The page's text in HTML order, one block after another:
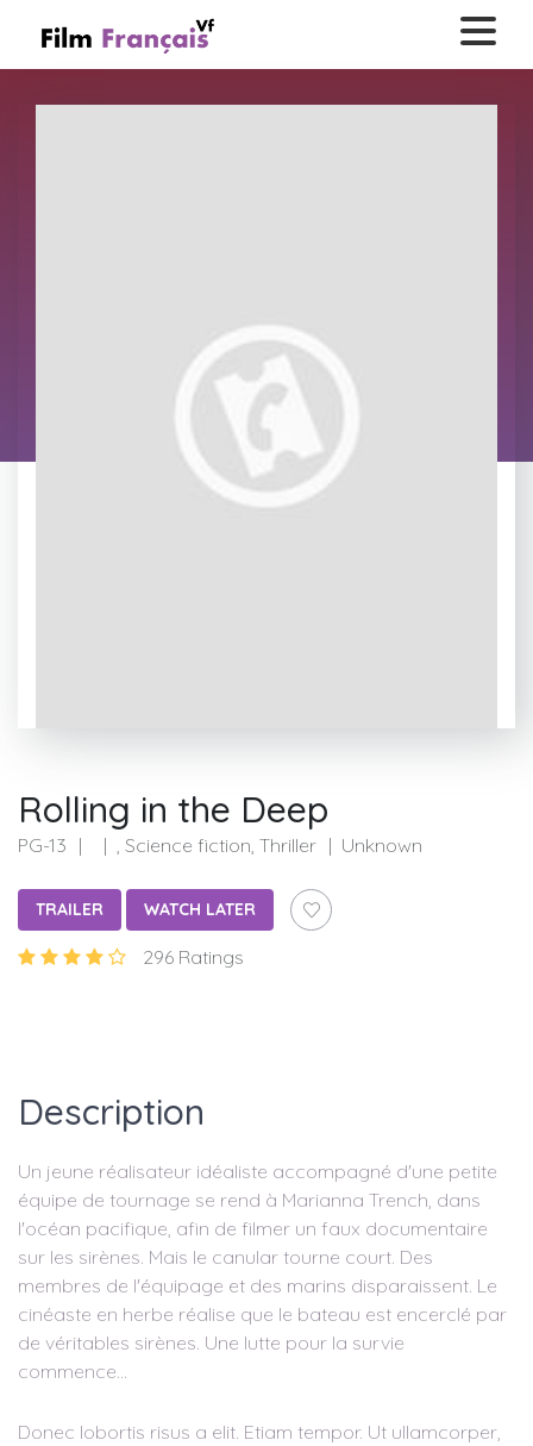
Rolling in the Deep
PG-13 , Science fiction, Thriller Unknown
TRAILER WATCH LATER
296 Ratings
Description
Un jeune réalisateur idéaliste accompagné d'une petite
équipe de tournage se rend à Marianna Trench, dans
l'océan pacifique, afin de filmer un faux documentaire
sur les sirènes. Mais le canular tourne court. Des
membres de l'équipage et des marins disparaissent. Le
cinéaste en herbe réalise que le bateau est encerclé par
de véritables sirènes. Une lutte pour la survie
commence...
Donec lobortis risus a elit. Etiam tempor. Ut ullamcorper,